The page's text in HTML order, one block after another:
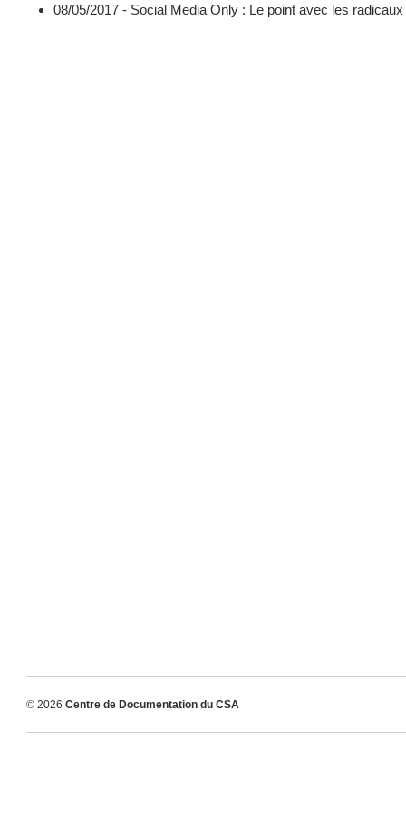
08/05/2017 - Social Media Only : Le point avec les radicaux
© 2026 Centre de Documentation du CSA